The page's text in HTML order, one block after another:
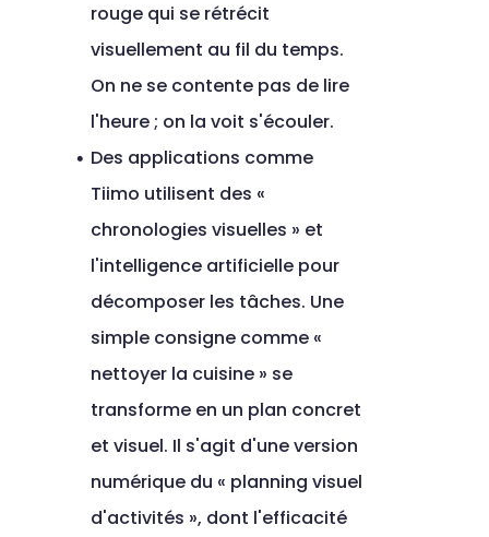
rouge qui se rétrécit
visuellement au fil du temps.
On ne se contente pas de lire
l'heure ; on la voit s'écouler.
Des applications comme
Tiimo utilisent des «
chronologies visuelles » et
l'intelligence artificielle pour
décomposer les tâches. Une
simple consigne comme «
nettoyer la cuisine » se
transforme en un plan concret
et visuel. Il s'agit d'une version
numérique du « planning visuel
d'activités », dont l'efficacité